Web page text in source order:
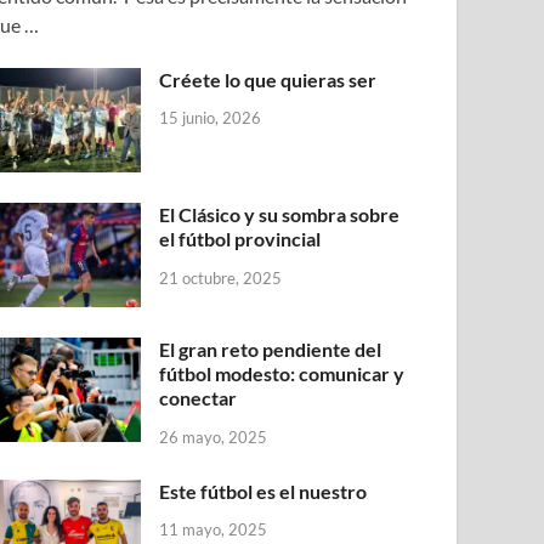
…
Créete lo que quieras ser
15 junio, 2026
El Clásico y su sombra sobre
el fútbol provincial
21 octubre, 2025
El gran reto pendiente del
fútbol modesto: comunicar y
conectar
26 mayo, 2025
Este fútbol es el nuestro
11 mayo, 2025